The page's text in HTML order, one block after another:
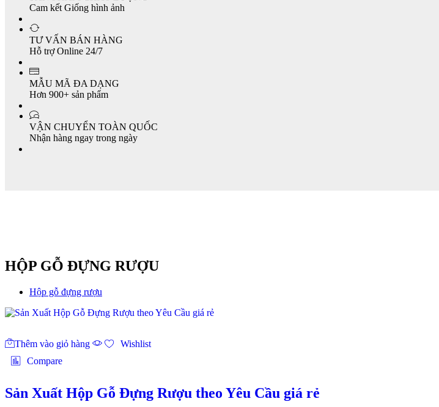
Cam kết Giống hình ảnh
TƯ VẤN BÁN HÀNG
Hỗ trợ Online 24/7
MẪU MÃ ĐA DẠNG
Hơn 900+ sản phẩm
VẬN CHUYỂN TOÀN QUỐC
Nhận hàng ngay trong ngày
HỘP GỖ ĐỰNG RƯỢU
Hộp gỗ đựng rượu
Thêm vào giỏ hàng
Wishlist
Compare
Sản Xuất Hộp Gỗ Đựng Rượu theo Yêu Cầu giá rẻ